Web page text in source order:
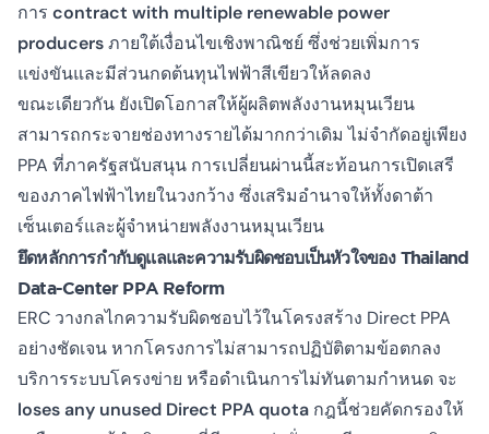
การ contract with multiple renewable power
producersภายใต้เงื่อนไขเชิงพาณิชย์ ซึ่งช่วยเพิ่มการ
แข่งขันและมีส่วนกดต้นทุนไฟฟ้าสีเขียวให้ลดลง
ขณะเดียวกัน ยังเปิดโอกาสให้ผู้ผลิตพลังงานหมุนเวียน
สามารถกระจายช่องทางรายได้มากกว่าเดิม ไม่จำกัดอยู่เพียง
PPA ที่ภาครัฐสนับสนุน การเปลี่ยนผ่านนี้สะท้อนการเปิดเสรี
ของภาคไฟฟ้าไทยในวงกว้าง ซึ่งเสริมอำนาจให้ทั้งดาต้า
เซ็นเตอร์และผู้จำหน่ายพลังงานหมุนเวียน
ยึดหลักการกำกับดูแลและความรับผิดชอบเป็นหัวใจของ Thailand
Data-Center PPA Reform
ERC วางกลไกความรับผิดชอบไว้ในโครงสร้าง Direct PPA
อย่างชัดเจน หากโครงการไม่สามารถปฏิบัติตามข้อตกลง
บริการระบบโครงข่าย หรือดำเนินการไม่ทันตามกำหนด จะ
loses any unused Direct PPA quota กฎนี้ช่วยคัดกรองให้